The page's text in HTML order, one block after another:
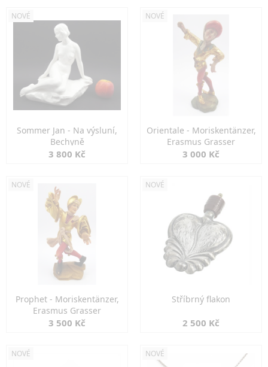
NOVÉ
Sommer Jan - Na výsluní,
Bechyně
3 800 Kč
NOVÉ
Orientale - Moriskentänzer,
Erasmus Grasser
3 000 Kč
NOVÉ
Prophet - Moriskentänzer,
Erasmus Grasser
3 500 Kč
NOVÉ
Stříbrný flakon
2 500 Kč
NOVÉ NOVÉ